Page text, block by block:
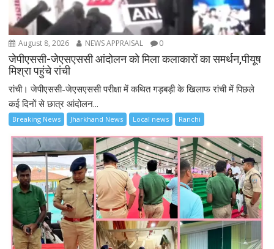
August 8, 2026 NEWS APPRAISAL 0
जेपीएससी-जेएसएससी आंदोलन को मिला कलाकारों का समर्थन,पीयूष
मिश्रा पहुंचे रांची
रांची। जेपीएससी-जेएसएससी परीक्षा में कथित गड़बड़ी के खिलाफ रांची में पिछले
कई दिनों से छात्र आंदोलन...
Breaking News Jharkhand News Local news Ranchi